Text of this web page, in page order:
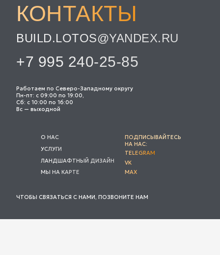
ПОДПИСЫВАЙТЕСЬ
НА НАС:
VK
MAX
TELEGRAM
МЫ НА КАРТЕ
ЛАНДШАФТНЫЙ ДИЗАЙН
УСЛУГИ
О НАС
Работаем по Северо-Западному округу
Пн-пт: с 09:00 по 19:00,
Сб: с 10:00 по 16:00
Вс — выходной
ЧТОБЫ СВЯЗАТЬСЯ С НАМИ, ПОЗВОНИТЕ НАМ
+7 995 240-25-85
BUILD.LOTOS@YANDEX.RU
КОНТАКТЫ